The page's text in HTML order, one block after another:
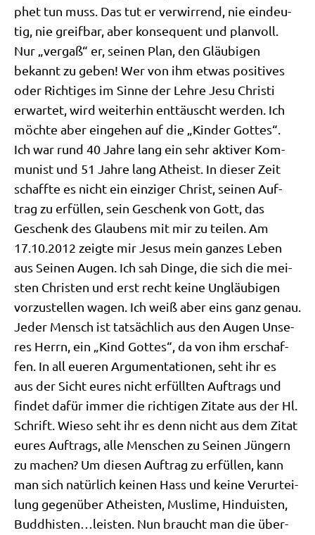
phet tun muss. Das tut er ver­wir­rend, nie ein­deu­
tig, nie greif­bar, aber kon­se­quent und plan­voll.
Nur „ver­gaß“ er, sei­nen Plan, den Gläu­bi­gen
bekannt zu geben! Wer von ihm etwas posi­ti­ves
oder Rich­ti­ges im Sin­ne der Leh­re Jesu Chri­sti
erwar­tet, wird wei­ter­hin ent­täuscht wer­den. Ich
möch­te aber ein­ge­hen auf die „Kin­der Gottes“.
Ich war rund 40 Jah­re lang ein sehr akti­ver Kom­
mu­nist und 51 Jah­re lang Athe­ist. In die­ser Zeit
schaff­te es nicht ein ein­zi­ger Christ, sei­nen Auf­
trag zu erfül­len, sein Geschenk von Gott, das
Geschenk des Glau­bens mit mir zu tei­len. Am
17.10.2012 zeig­te mir Jesus mein gan­zes Leben
aus Sei­nen Augen. Ich sah Din­ge, die sich die mei­
sten Chri­sten und erst recht kei­ne Ungläu­bi­gen
vor­zu­stel­len wagen. Ich weiß aber eins ganz genau.
Jeder Mensch ist tat­säch­lich aus den Augen Unse­
res Herrn, ein „Kind Got­tes“, da von ihm erschaf­
fen. In all eue­ren Argu­men­ta­tio­nen, seht ihr es
aus der Sicht eures nicht erfüll­ten Auf­trags und
fin­det dafür immer die rich­ti­gen Zita­te aus der Hl.
Schrift. Wie­so seht ihr es denn nicht aus dem Zitat
eures Auf­trags, alle Men­schen zu Sei­nen Jün­gern
zu machen? Um die­sen Auf­trag zu erfül­len, kann
man sich natür­lich kei­nen Hass und kei­ne Ver­ur­tei­
lung gegen­über Athe­isten, Mus­li­me, Hin­du­isten,
Buddhisten…leisten. Nun braucht man die über­